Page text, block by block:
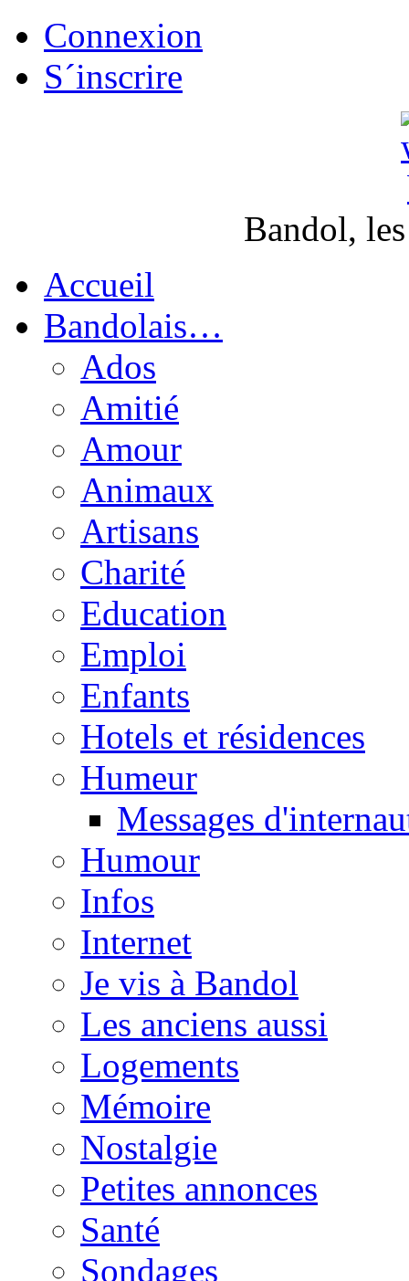
Connexion
S´inscrire
Bandol,
Accueil
Bandolais…
Ados
Amitié
Amour
Animaux
Artisans
Charité
Education
Emploi
Enfants
Hotels et résidences
Humeur
Messages
Humour
Infos
Internet
Je vis à Bandol
Les anciens aussi
Logements
Mémoire
Nostalgie
Petites annonces
Santé
Sondages